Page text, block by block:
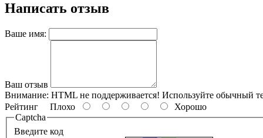
Написать отзыв
Ваше имя:
Ваш отзыв
Внимание: HTML не поддерживается! Используйте обычный
Рейтинг Плохо
Хорошо
Captcha
Введите код